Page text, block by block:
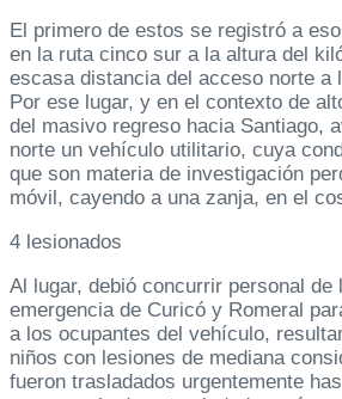
El primero de estos se registró a
en la ruta cinco sur a la altura del
escasa distancia del acceso norte a
Por ese lugar, y en el contexto de
del masivo regreso hacia Santiago,
norte un vehículo utilitario, cuya
que son materia de investigación
móvil, cayendo a una zanja, en el
4 lesionados
Al lugar, debió concurrir personal de
emergencia de Curicó y Romeral
a los ocupantes del vehículo,
niños con lesiones de mediana
fueron trasladados urgentemente